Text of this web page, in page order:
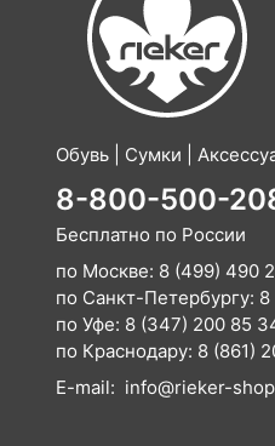
Обувь | Сумки |
8-800-500-
Бесплатно по России
по Москве: 8 (499) 490
по Санкт-Петербургу: 8
по Уфе: 8 (347) 200 85
по Краснодару: 8 (861)
E-mail: info@rieker-